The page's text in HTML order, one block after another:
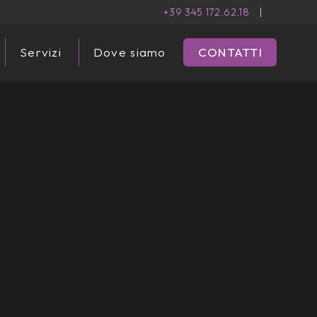
+39 345 172.62.18 |
Servizi Dove siamo CONTATTI